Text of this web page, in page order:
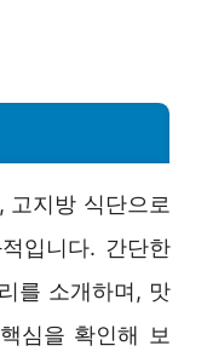
고지방 식단으로
입니다. 간단한
를 소개하며, 맛
심을 확인해 보